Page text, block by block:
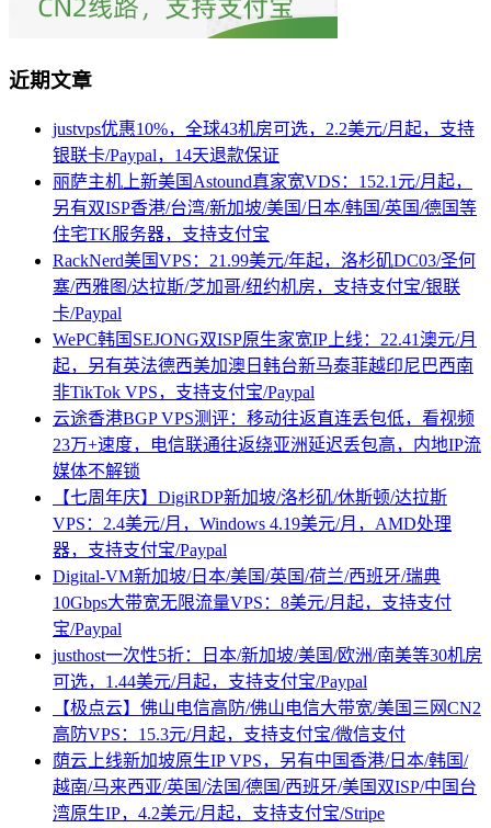
近期文章
justvps优惠10%，全球43机房可选，2.2美元/月起，支持
银联卡/Paypal，14天退款保证
丽萨主机上新美国Astound真家宽VDS：152.1元/月起，
另有双ISP香港/台湾/新加坡/美国/日本/韩国/英国/德国等
住宅TK服务器，支持支付宝
RackNerd美国VPS：21.99美元/年起，洛杉矶DC03/圣何
塞/西雅图/达拉斯/芝加哥/纽约机房，支持支付宝/银联
卡/Paypal
WePC韩国SEJONG双ISP原生家宽IP上线：22.41澳元/月
起，另有英法德西美加澳日韩台新马泰菲越印尼巴西南
非TikTok VPS，支持支付宝/Paypal
云途香港BGP VPS测评：移动往返直连丢包低，看视频
23万+速度，电信联通往返绕亚洲延迟丢包高，内地IP流
媒体不解锁
【七周年庆】DigiRDP新加坡/洛杉矶/休斯顿/达拉斯
VPS：2.4美元/月，Windows 4.19美元/月，AMD处理
器，支持支付宝/Paypal
Digital-VM新加坡/日本/美国/英国/荷兰/西班牙/瑞典
10Gbps大带宽无限流量VPS：8美元/月起，支持支付
宝/Paypal
justhost一次性5折：日本/新加坡/美国/欧洲/南美等30机房
可选，1.44美元/月起，支持支付宝/Paypal
【极点云】佛山电信高防/佛山电信大带宽/美国三网CN2
高防VPS：15.3元/月起，支持支付宝/微信支付
荫云上线新加坡原生IP VPS，另有中国香港/日本/韩国/
越南/马来西亚/英国/法国/德国/西班牙/美国双ISP/中国台
湾原生IP，4.2美元/月起，支持支付宝/Stripe